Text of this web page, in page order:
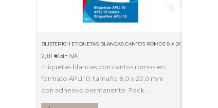
BLISTER10H ETIQUETAS BLANCAS CANTOS ROMOS 8 X 20MM 01633
2,81 € sin IVA
Etiquetas blancas con cantos romos en
formato APLI 10, tamaño 8,0 x 20,0 mm
con adhesivo permanente. Pack…